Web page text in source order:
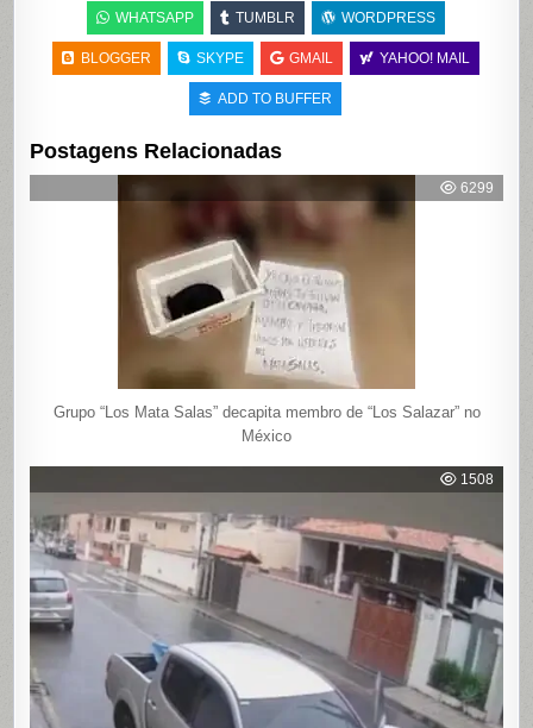
WHATSAPP TUMBLR WORDPRESS
BLOGGER SKYPE GMAIL YAHOO! MAIL
ADD TO BUFFER
Postagens Relacionadas
6299
Grupo “Los Mata Salas” decapita membro de “Los Salazar” no
México
1508